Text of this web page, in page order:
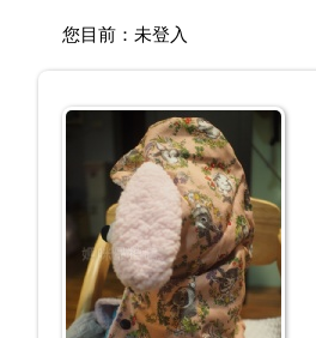
您目前： 未登入